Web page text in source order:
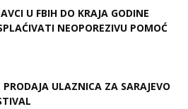
U FBIH DO KRAJA GODINE
NEOPOREZIVU POMOĆ
PRODAJA ULAZNICA ZA SARAJEVO